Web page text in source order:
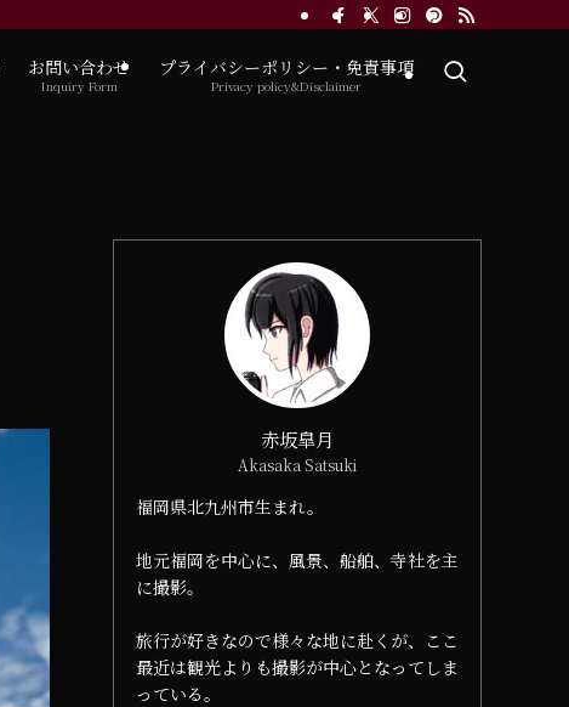
お問い合わせ
Inquiry Form
プライバシーポリシー・免責事項
Privacy policy&Disclaimer
赤坂皐月
Akasaka Satsuki
福岡県北九州市生まれ。
地元福岡を中心に、風景、船舶、寺社を主
に撮影。
旅行が好きなので様々な地に赴くが、ここ
最近は観光よりも撮影が中心となってしま
っている。